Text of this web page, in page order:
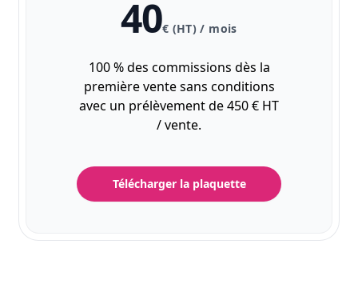
40€ (HT) / mois
100 % des commissions dès la
première vente sans conditions
avec un prélèvement de 450 € HT
/ vente.
Télécharger la plaquette